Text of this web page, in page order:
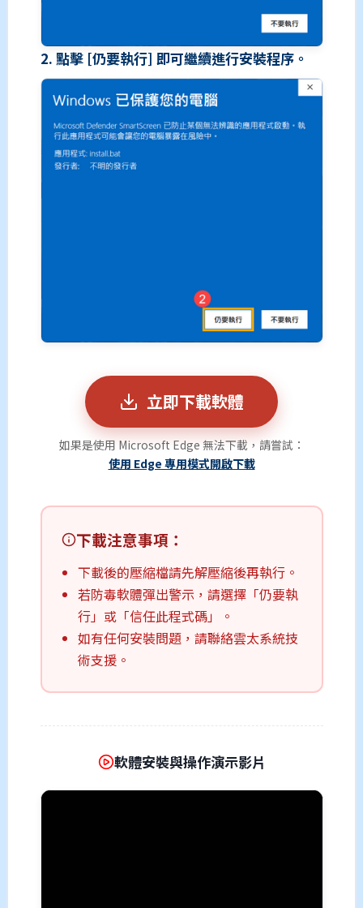
2. 點擊 [仍要執行] 即可繼續進行安裝程序。
立即下載軟體
如果是使用 Microsoft Edge 無法下載，請嘗試：
使用 Edge 專用模式開啟下載
下載注意事項：
下載後的壓縮檔請先解壓縮後再執行。
若防毒軟體彈出警示，請選擇「仍要執
行」或「信任此程式碼」。
如有任何安裝問題，請聯絡雲太系統技
術支援。
軟體安裝與操作演示影片